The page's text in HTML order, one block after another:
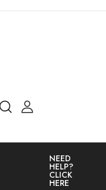
NEED
HELP?
CLICK
HERE